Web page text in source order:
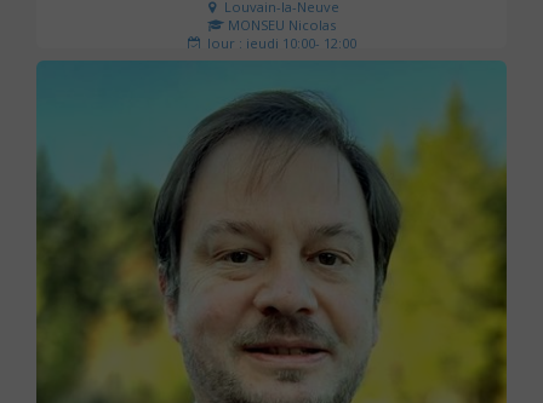
Louvain-la-Neuve
MONSEU Nicolas
Jour : jeudi 10:00- 12:00
Nombre de séances : 1